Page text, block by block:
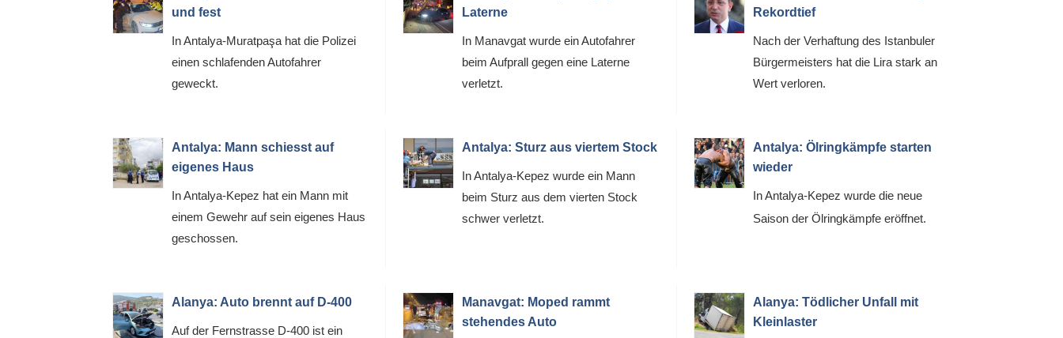
und fest
In Antalya-Muratpaşa hat die Polizei
einen schlafenden Autofahrer
geweckt.
Laterne
In Manavgat wurde ein Autofahrer
beim Aufprall gegen eine Laterne
verletzt.
Rekordtief
Nach der Verhaftung des Istanbuler
Bürgermeisters hat die Lira stark an
Wert verloren.
Antalya: Mann schiesst auf
eigenes Haus
In Antalya-Kepez hat ein Mann mit
einem Gewehr auf sein eigenes Haus
geschossen.
Antalya: Sturz aus viertem Stock
In Antalya-Kepez wurde ein Mann
beim Sturz aus dem vierten Stock
schwer verletzt.
Antalya: Ölringkämpfe starten
wieder
In Antalya-Kepez wurde die neue
Saison der Ölringkämpfe eröffnet.
Alanya: Auto brennt auf D-400
Auf der Fernstrasse D-400 ist ein
Manavgat: Moped rammt
stehendes Auto
Alanya: Tödlicher Unfall mit
Kleinlaster